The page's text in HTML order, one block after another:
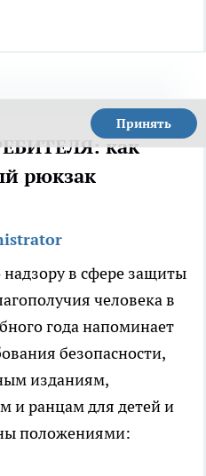
Принять
как
рюкзак
в сфере защиты
человека в
года напоминает
безопасности,
изданиям,
и ранцам для детей и
положениями: